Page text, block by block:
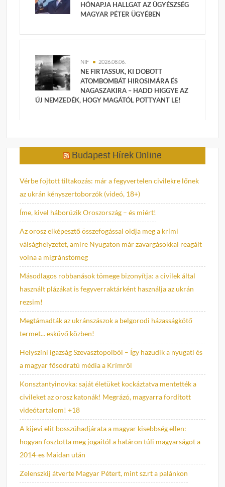
HÓNAPJA HALLGAT AZ ÜGYÉSZSÉG
MAGYAR PÉTER ÜGYÉBEN
NIF 2026.08.06.
NE FIRTASSUK, KI DOBOTT
ATOMBOMBÁT HIROSIMÁRA ÉS
NAGASZAKIRA – HADD HIGGYE AZ
ÚJ NEMZEDÉK, HOGY MAGÁTÓL POTTYANT LE!
Budapest Hírek Online
Vérbe fojtott tiltakozás: már a fegyvertelen civilekre lőnek
az ukrán kényszertoborzók (videó, 18+)
Íme, kivel háborúzik Oroszország – és miért!
Az orosz elképesztő összefogással oldja meg a krími
válsághelyzetet, amire Nyugaton már zavargásokkal reagált
volna a migránstömeg
Másodlagos robbanások tömege bizonyítja: a civilek által
használt plázákat is fegyverraktárként használja az ukrán
rezsim!
Megtámadták az ukránszászok a belgorodi házasságkötő
termet... esküvő közben!
Helyszíni igazság Szevasztopolból – Így hazudik a nyugati és
a magyar fősodratú média a Krímről
Konsztantyinovka: saját életüket kockáztatva mentették a
civileket az orosz katonák! Megrázó, magyarra fordított
videótartalom! +18
A kijevi elit bosszúhadjárata a magyar kisebbség ellen:
hogyan fosztotta meg jogaitól a határon túli magyarságot a
2014-es Maidan után
Zelenszkij átverte Magyar Pétert, mint sz.rt a palánkon